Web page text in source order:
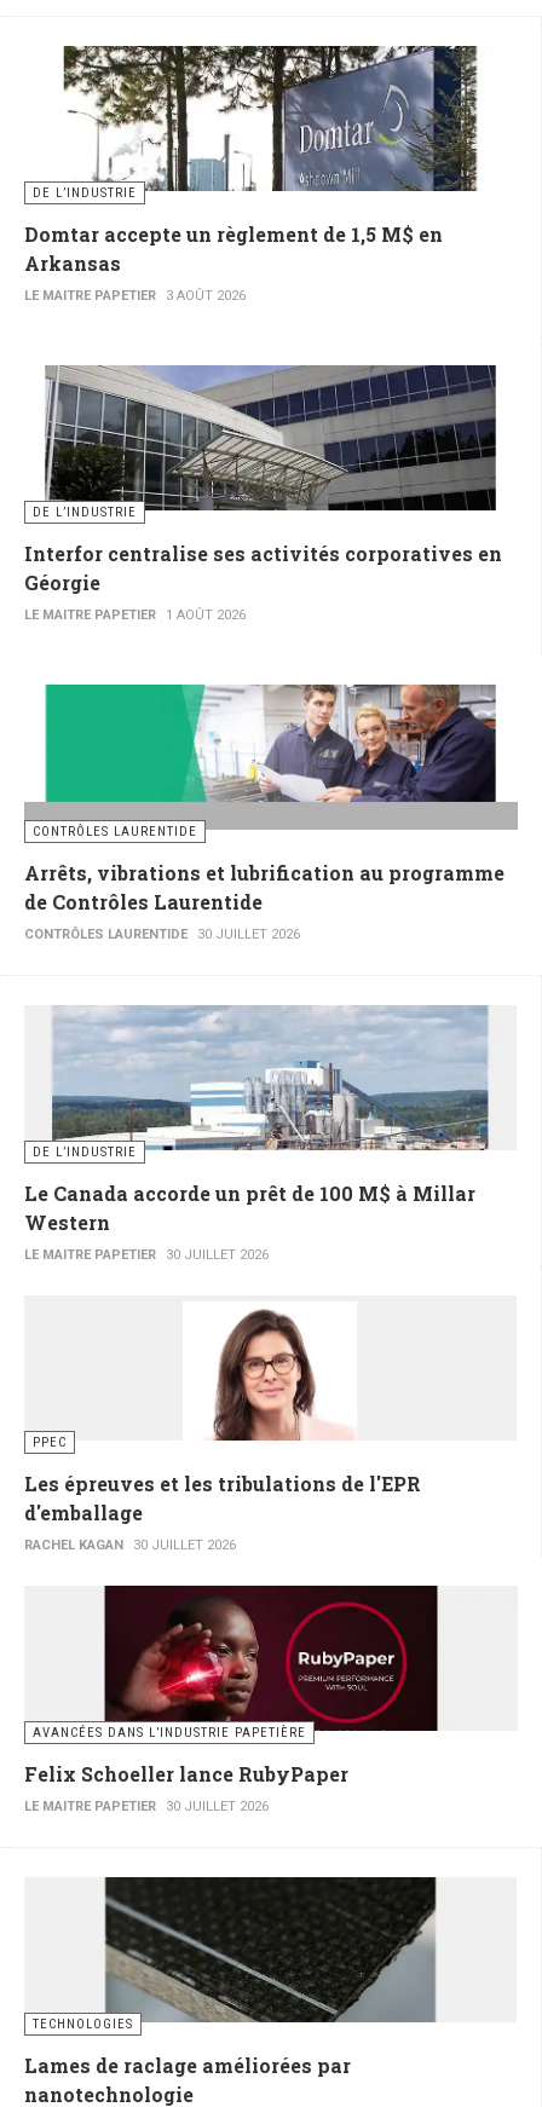
DE L’INDUSTRIE
Domtar accepte un règlement de 1,5 M$ en
Arkansas
LE MAITRE PAPETIER 3 AOÛT 2026
DE L’INDUSTRIE
Interfor centralise ses activités corporatives en
Géorgie
LE MAITRE PAPETIER 1 AOÛT 2026
CONTRÔLES LAURENTIDE
Arrêts, vibrations et lubrification au programme
de Contrôles Laurentide
CONTRÔLES LAURENTIDE 30 JUILLET 2026
DE L’INDUSTRIE
Le Canada accorde un prêt de 100 M$ à Millar
Western
LE MAITRE PAPETIER 30 JUILLET 2026
PPEC
Les épreuves et les tribulations de l'EPR
d'emballage
RACHEL KAGAN 30 JUILLET 2026
AVANCÉES DANS L’INDUSTRIE PAPETIÈRE
Felix Schoeller lance RubyPaper
LE MAITRE PAPETIER 30 JUILLET 2026
TECHNOLOGIES
Lames de raclage améliorées par
nanotechnologie